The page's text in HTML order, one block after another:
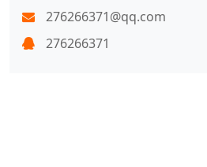
276266371@qq.com
276266371